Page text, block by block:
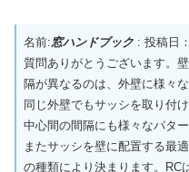
名前:窓ハンドブック: 投稿日
質問ありがとうございます。
隔が異なるのは、外壁に様々
同じ外壁でもサッシを取り付
中心間の間隔にも様々なパター
またサッシを壁に配置する最
の種類により決まります。RC